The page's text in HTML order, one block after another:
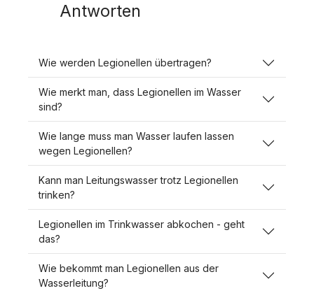
Antworten
Wie werden Legionellen übertragen?
Wie merkt man, dass Legionellen im Wasser
sind?
Wie lange muss man Wasser laufen lassen
wegen Legionellen?
Kann man Leitungswasser trotz Legionellen
trinken?
Legionellen im Trinkwasser abkochen - geht
das?
Wie bekommt man Legionellen aus der
Wasserleitung?